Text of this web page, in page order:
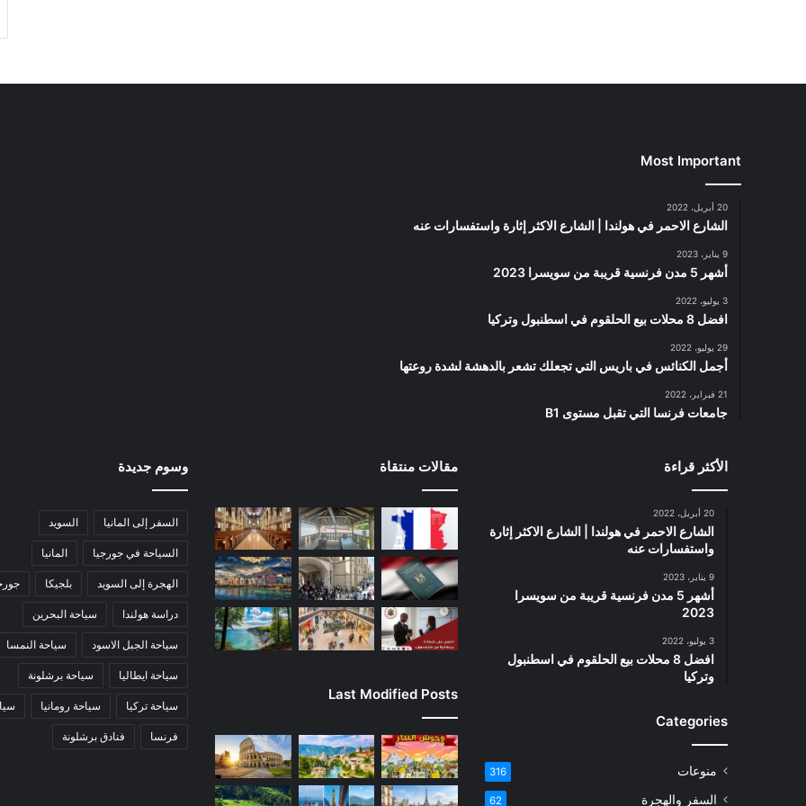
Most Important
20 أبريل، 2022
الشارع الاحمر في هولندا | الشارع الاكثر إثارة واستفسارات عنه
9 يناير، 2023
أشهر 5 مدن فرنسية قريبة من سويسرا 2023
3 يوليو، 2022
افضل 8 محلات بيع الحلقوم في اسطنبول وتركيا
29 يوليو، 2022
أجمل الكنائس في باريس التي تجعلك تشعر بالدهشة لشدة روعتها
21 فبراير، 2022
جامعات فرنسا التي تقبل مستوى B1
الأكثر قراءة
20 أبريل، 2022
الشارع الاحمر في هولندا | الشارع الاكثر إثارة
واستفسارات عنه
9 يناير، 2023
أشهر 5 مدن فرنسية قريبة من سويسرا
2023
3 يوليو، 2022
افضل 8 محلات بيع الحلقوم في اسطنبول
وتركيا
Categories
منوعات 316
السفر والهجرة 62
مقالات منتقاة
Last Modified Posts
وسوم جديدة
السفر إلى المانيا السويد
السياحة في جورجيا المانيا
الهجرة إلى السويد بلجيكا
دراسة هولندا سياحة البحرين
سياحة الجبل الاسود سياحة النمسا
سياحة ايطاليا سياحة برشلونة
سياحة تركيا سياحة رومانيا
فرنسا فنادق برشلونة